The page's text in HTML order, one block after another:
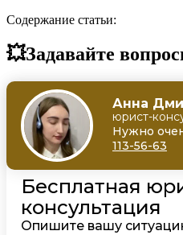
Содержание статьи:
💥Задавайте